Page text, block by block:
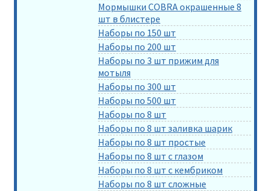
Мормышки COBRA окрашенные 8
шт в блистере
Наборы по 150 шт
Наборы по 200 шт
Наборы по 3 шт прижим для
мотыля
Наборы по 300 шт
Наборы по 500 шт
Наборы по 8 шт
Наборы по 8 шт заливка шарик
Наборы по 8 шт простые
Наборы по 8 шт с глазом
Наборы по 8 шт с кембриком
Наборы по 8 шт сложные